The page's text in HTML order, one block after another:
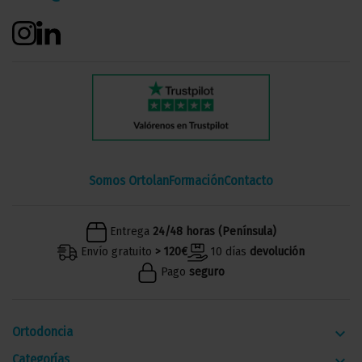
Somos OrtolanFormaciónContacto
Entrega 24/48 horas (Península)
Envío gratuito > 120€ 10 días devolución
Pago seguro
Ortodoncia keyboard_arrow_down